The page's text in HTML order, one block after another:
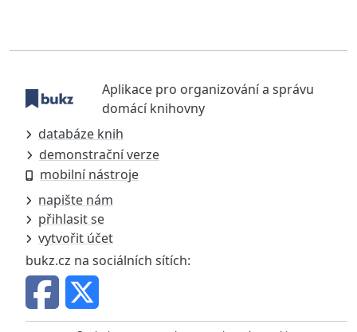
Aplikace pro organizování a správu
domácí knihovny
databáze knih
demonstrační verze
mobilní nástroje
napište nám
přihlasit se
vytvořit účet
bukz.cz na sociálních sítích: